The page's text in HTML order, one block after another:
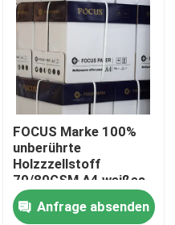
FOCUS Marke 100%
unberührte
Holzzzellstoff
70/80GSM A4 weißes
Kopienpapier
Büropapier
Anfrage absenden